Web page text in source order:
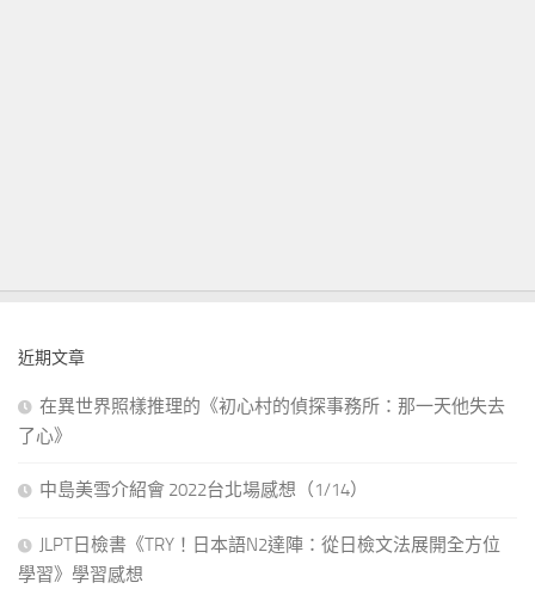
近期文章
在異世界照樣推理的《初心村的偵探事務所：那一天他失去
了心》
中島美雪介紹會 2022台北場感想（1/14）
JLPT日檢書《TRY！日本語N2達陣：從日檢文法展開全方位
學習》學習感想